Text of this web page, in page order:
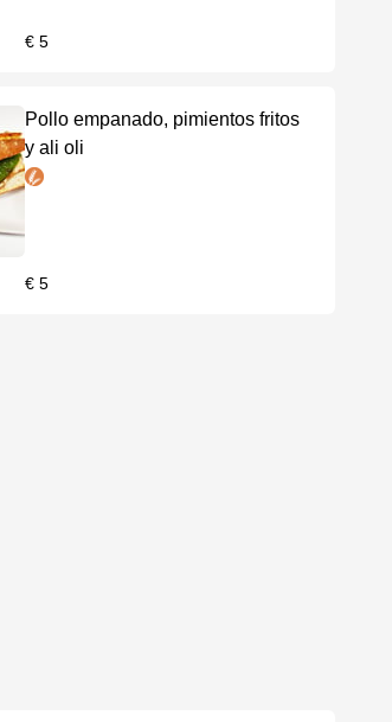
€ 5
Pollo empanado, pimientos fritos
y ali oli
€ 5